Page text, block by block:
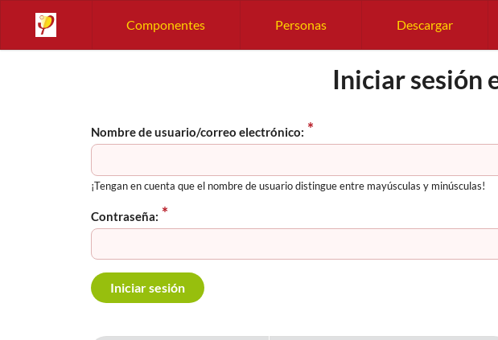
Componentes Personas Descargar
Iniciar sesión
Nombre de usuario/correo electrónico:
¡Tengan en cuenta que el nombre de usuario distingue entre mayúsculas y minúsculas!
Contraseña: